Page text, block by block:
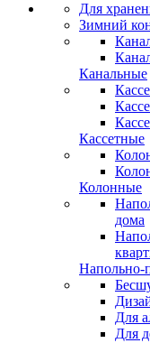
Для
Зимний
Канальные
Кассетные
Колонные
дома
Напольно-
Для
Для